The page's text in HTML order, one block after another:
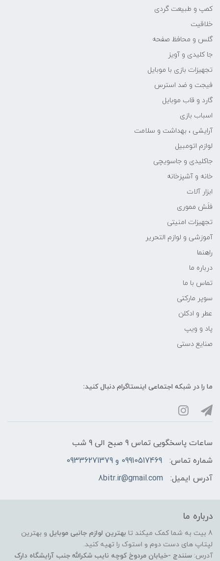
کمپ و طبیعت گردی
خلاقیت
گلس و محافظ صفحه
جا کلیدی و آویز
تجهیزات بازی با موبایل
فیجت و ضد استرس
گارد و قاب موبایل
اسباب بازی
آرایشی ، بهداشت و سلامت
لوازم اتومبیل
جاکلیدی و جاسویچی
خانه و آشپزخانه
ابزار آلات
فلَش مموری
تجهیزات امنیتی
آموزشی و لوازم التحریر
راهنما
درباره ما
تماس با ما
سوپر مارکتی
عطر و ادکلن
پاد و ویپ
صنایع دستی
ما را در شبکه‌ اجتماعی اینستاگرام دنبال کنید:
ساعات پاسخگویی تماس 9 صبح الی 9 شب
شماره تماس:
09910517469 و 09336271379
آدرس ایمیل:
8bitr.ir@gmail.com
درباره ما
8 بیت به شما کمک میکند تا بهترین لوازم جانبی موبایل و بهترین
لپتاپ های دست دوم و استوک را تهیه کنید.
آدرس: سنندج -خیابان مردوخ کوچه نایب شکرالله جنب آرایشگاه دارک